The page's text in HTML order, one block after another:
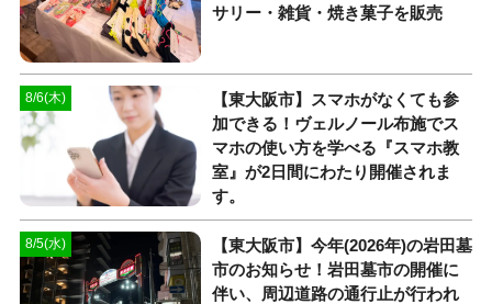
サリー・雑貨・焼き菓子を販売
8/6(木)
【東大阪市】スマホがなくても参
加できる！ヴェルノール布施でス
マホの使い方を学べる『スマホ教
室』が2日間にわたり開催されま
す。
8/5(水)
【東大阪市】今年(2026年)の岩田墓
市のお知らせ！岩田墓市の開催に
伴い、周辺道路の通行止が行われ